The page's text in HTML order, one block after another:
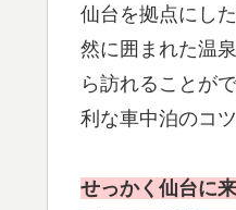
仙台を拠点にし
然に囲まれた温
ら訪れることが
利な車中泊のコ
せっかく仙台に